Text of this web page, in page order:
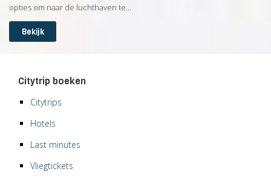
opties om naar de luchthaven te...
Bekijk
Citytrip boeken
Citytrips
Hotels
Last minutes
Vliegtickets